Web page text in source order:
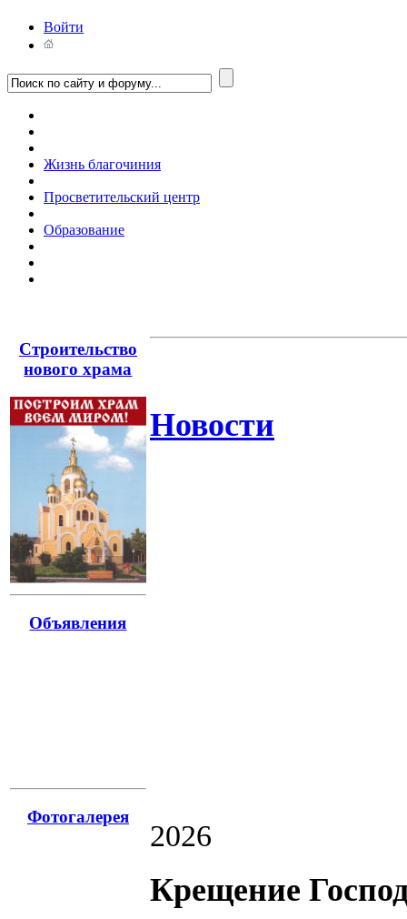
Войти
Жизнь благочиния
Просветительский центр
Образование
Строительство
нового храма
Объявления
Фотогалерея
Новости
2026
Крещение